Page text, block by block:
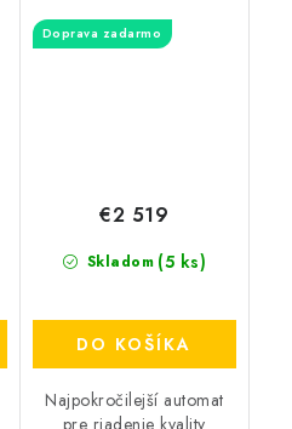
Doprava zadarmo
Skladom (5 ks)
€2 519
DO KOŠÍKA
Najpokročilejší automat